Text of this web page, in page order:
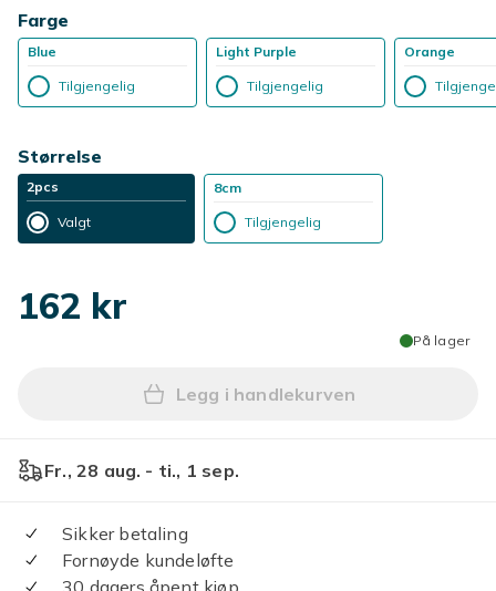
Farge
Blue
Tilgjengelig
Light Purple
Tilgjengelig
Orange
Størrelse
2pcs
Valgt
8cm
Tilgjengelig
162 kr
På lager
Legg 2 stk Damemote
Legg i handlekurven
Fr., 28 aug. - ti., 1 sep.
Sikker betaling
Fornøyde kundeløfte
30 dagers åpent kjøp